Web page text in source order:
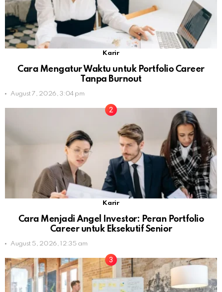
Karir
Cara Mengatur Waktu untuk Portfolio Career
Tanpa Burnout
August 7, 2026, 3:04 pm
Karir
Cara Menjadi Angel Investor: Peran Portfolio
Career untuk Eksekutif Senior
August 5, 2026, 12:35 am